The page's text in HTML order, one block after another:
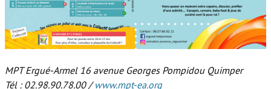
MPT Ergué-Armel 16 avenue Georges Pompidou Quimper
Tél : 02.98.90.78.00 /www.mpt-ea.org